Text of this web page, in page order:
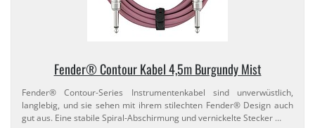
Fender® Contour Kabel 4,​5m Burgundy Mist
Fender® Contour-​Series Instrumentenkabel sind unverwüstlich,
langlebig, und sie sehen mit ihrem stilechten Fender® Design auch
gut aus. Eine stabile Spiral-​Abschirmung und vernickelte Stecker …